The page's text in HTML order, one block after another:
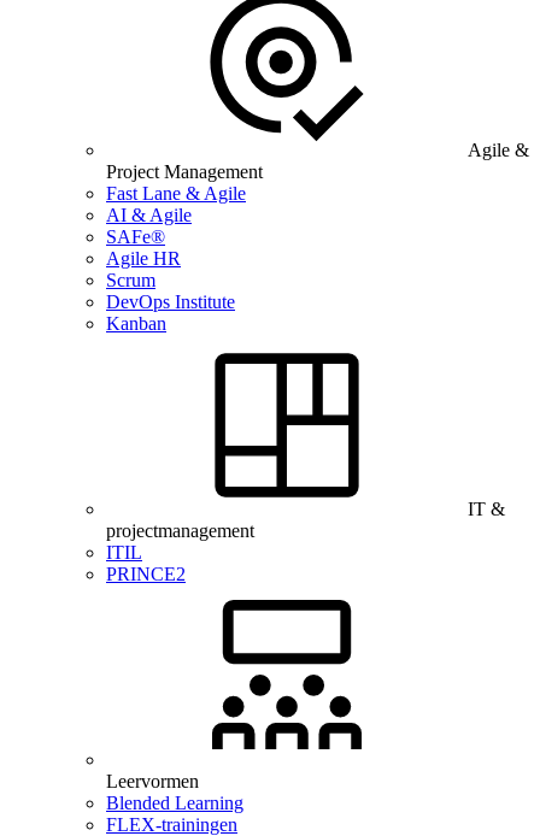
Agile &
Project Management
Fast Lane & Agile
AI & Agile
SAFe®
Agile HR
Scrum
DevOps Institute
Kanban
IT &
projectmanagement
ITIL
PRINCE2
Leervormen
Blended Learning
FLEX-trainingen